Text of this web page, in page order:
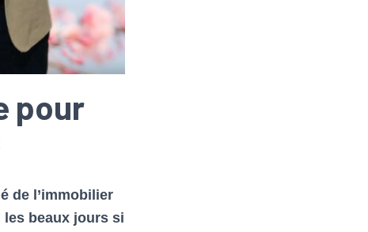
pour
de l’immobilier
les beaux jours si